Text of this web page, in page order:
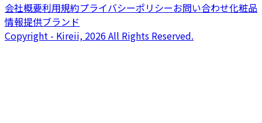
会社概要利用規約プライバシーポリシーお問い合わせ化粧品
情報提供ブランド
Copyright - Kireii, 2026 All Rights Reserved.